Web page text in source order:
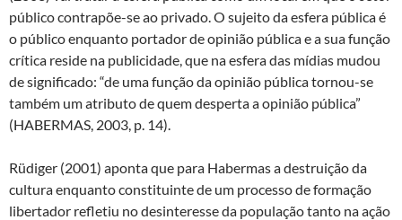
público contrapõe-se ao privado. O sujeito da esfera pública é
o público enquanto portador de opinião pública e a sua função
crítica reside na publicidade, que na esfera das mídias mudou
de significado: “de uma função da opinião pública tornou-se
também um atributo de quem desperta a opinião pública”
(HABERMAS, 2003, p. 14).
Rüdiger (2001) aponta que para Habermas a destruição da
cultura enquanto constituinte de um processo de formação
libertador refletiu no desinteresse da população tanto na ação